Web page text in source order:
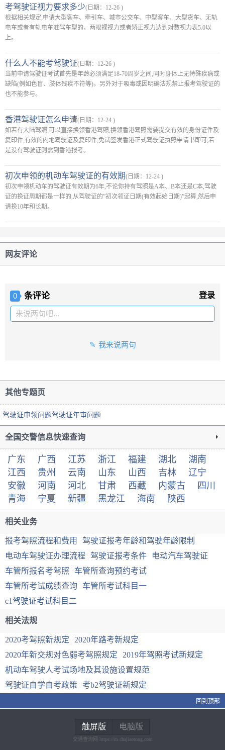
考驾驶证视力要求多少(日期：12-26 )
根据相关规定,申请大型客车、牵引车、城市公交车、中型客车、大型货车、无轨
电车或者有轨电车准驾车型的，两眼裸视力或者矫正视力达到对数视力表5.0以
上。
什么人不能考驾驶证(日期：12-26 )
当前申请驾驶证考试首先是年龄必须满足18-70周岁之间,同时身体上无特殊疾病或
缺陷(例如色盲、肢体残疾不符等)，另外对于吸毒或因明确法规禁止报考驾驶证的
也不能参与。
香港驾驶证怎么申请(日期：12-24 )
如若有大陆驾照,可以直接换领香港驾照,换领香港驾照需要提交有效的身份证件及
复印件,有效的内地驾驶证及复印件,免试签发香港正式驾驶证执照申请书即可,若
是没有驾驶证则需到香港报考。
初次申领的机动车驾驶证的有效期(日期：12-24 )
初次申领机动车的驾驶证有效期为6年,不论你持有驾照是A本、B本还是C本,驾驶
证的换证周期都是一样的,从驾驶证的”初次领证日期(有效起始日期)”起算,然后申
请换10年和长期。
网友评论
0 条评论 登录
来说两句吧...
我来说两句
其他专题页
驾驶证申领问题驾驶证年审问题
全国交警信息快速查询
广东 广西 江苏 浙江 福建 湖北
湖南
江西
贵州 云南 山东 山西 吉林
辽宁
安徽
河南 河北 甘肃 西藏 内蒙古
四川
青海
宁夏 新疆 黑龙江 海南 陕西
相关业务
报考驾照流程和费用
驾驶证报考年龄和驾驶年龄限制
电动车驾驶证办理流程
驾驶证报考条件
电动汽车驾驶证
车管所报名考驾照
车管所查询预约考试
车管所考试成绩查询
车管所考试科目一
c1驾驶证考试科目二
相关法规
2020考驾照新规定
2020年路考新规定
2020年新交规对色弱考驾照规定
2019年驾照考试新规定
机动车驾驶人考试场地及其设施设置规范
驾驶证自学自考政策
考b2驾驶证新规定
回到顶部
触屏版 电脑版
交通查询网 https://m.chajiaotong.com